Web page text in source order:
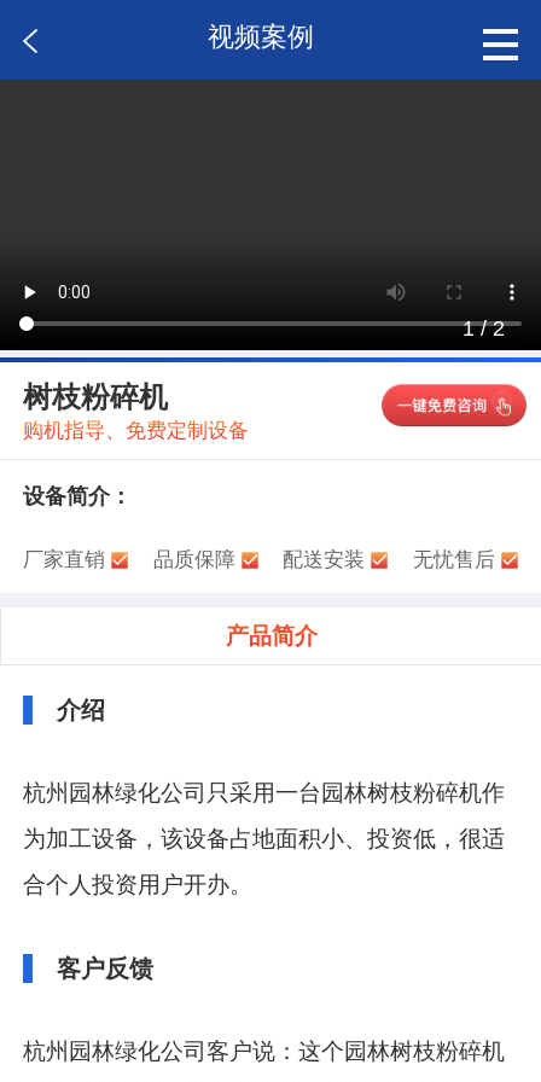
视频案例
1/2
树枝粉碎机
购机指导、免费定制设备
设备简介：
厂家直销 品质保障 配送安装 无忧售后
产品简介
介绍
杭州园林绿化公司只采用一台园林树枝粉碎机作
为加工设备，该设备占地面积小、投资低，很适
合个人投资用户开办。
客户反馈
杭州园林绿化公司客户说：这个园林树枝粉碎机